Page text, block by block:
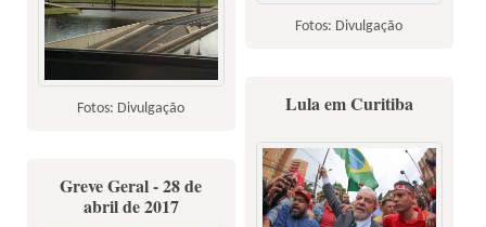
Fotos: Divulgação
Fotos: Divulgação
Lula em Curitiba
Greve Geral - 28 de
abril de 2017